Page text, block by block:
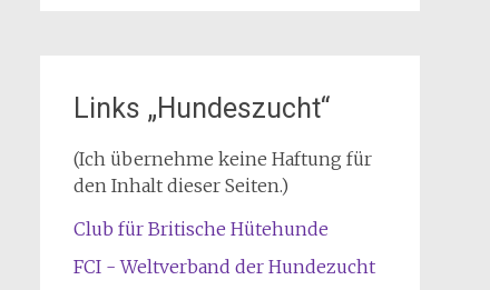
Links „Hundeszucht“
(Ich übernehme keine Haftung für
den Inhalt dieser Seiten.)
Club für Britische Hütehunde
FCI - Weltverband der Hundezucht